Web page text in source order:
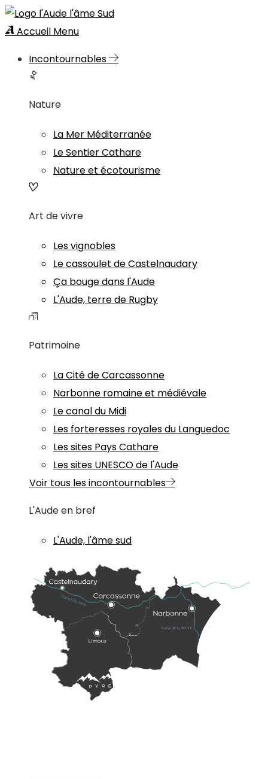
Accueil Menu
Incontournables
Nature
La Mer Méditerranée
Le Sentier Cathare
Nature et écotourisme
Art de vivre
Les vignobles
Le cassoulet de Castelnaudary
Ça bouge dans l'Aude
L'Aude, terre de Rugby
Patrimoine
La Cité de Carcassonne
Narbonne romaine et médiévale
Le canal du Midi
Les forteresses royales du Languedoc
Les sites Pays Cathare
Les sites UNESCO de l'Aude
Voir tous les incontournables
L'Aude en bref
L'Aude, l'âme sud